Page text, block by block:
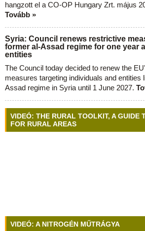
hangzott el a CO-OP Hungary Zrt. május
Tovább »
Syria: Council renews restrictive
former al-Assad regime for one year
entities
The Council today decided to renew the
measures targeting individuals and entities
Assad regime in Syria until 1 June 2027.
VIDEÓ: THE RURAL TOOLKIT, A GUIDE
FOR RURAL AREAS
VIDEÓ: A NITROGÉN MŰTRÁGYA